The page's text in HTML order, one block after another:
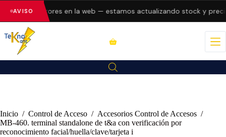
AVISO errores en la web — estamos actualizando stock y
Inicio / Control de Acceso / Accesorios Control de Accesos /
MB-460. terminal standalone de t&a con verificación por
reconocimiento facial/huella/clave/tarjeta i